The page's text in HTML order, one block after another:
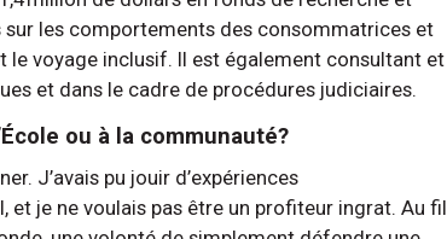
les comportements des consommatrices et
voyage inclusif. Il est également consultant et
et dans le cadre de procédures judiciaires.
ou à la communauté?
J’avais pu jouir d’expériences
je ne voulais pas être un profiteur ingrat. Au fil